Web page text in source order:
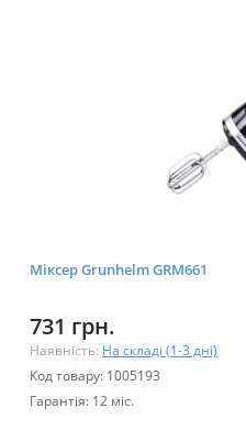
Міксер Grunhelm GRM661
731 грн.
Наявність: На складі (1-3 дні)
Код товару: 1005193
Гарантія: 12 міс.